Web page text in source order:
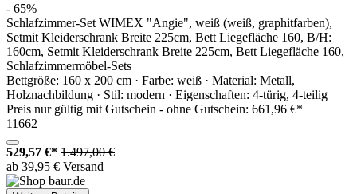
- 65%
Schlafzimmer-Set WIMEX "Angie", weiß (weiß, graphitfarben),
Setmit Kleiderschrank Breite 225cm, Bett Liegefläche 160, B/H:
160cm, Setmit Kleiderschrank Breite 225cm, Bett Liegefläche 160,
Schlafzimmermöbel-Sets
Bettgröße: 160 x 200 cm · Farbe: weiß · Material: Metall,
Holznachbildung · Stil: modern · Eigenschaften: 4-türig, 4-teilig
Preis nur gültig mit Gutschein - ohne Gutschein: 661,96 €*
11662
529,57 €* 1.497,00 €
ab 39,95 € Versand